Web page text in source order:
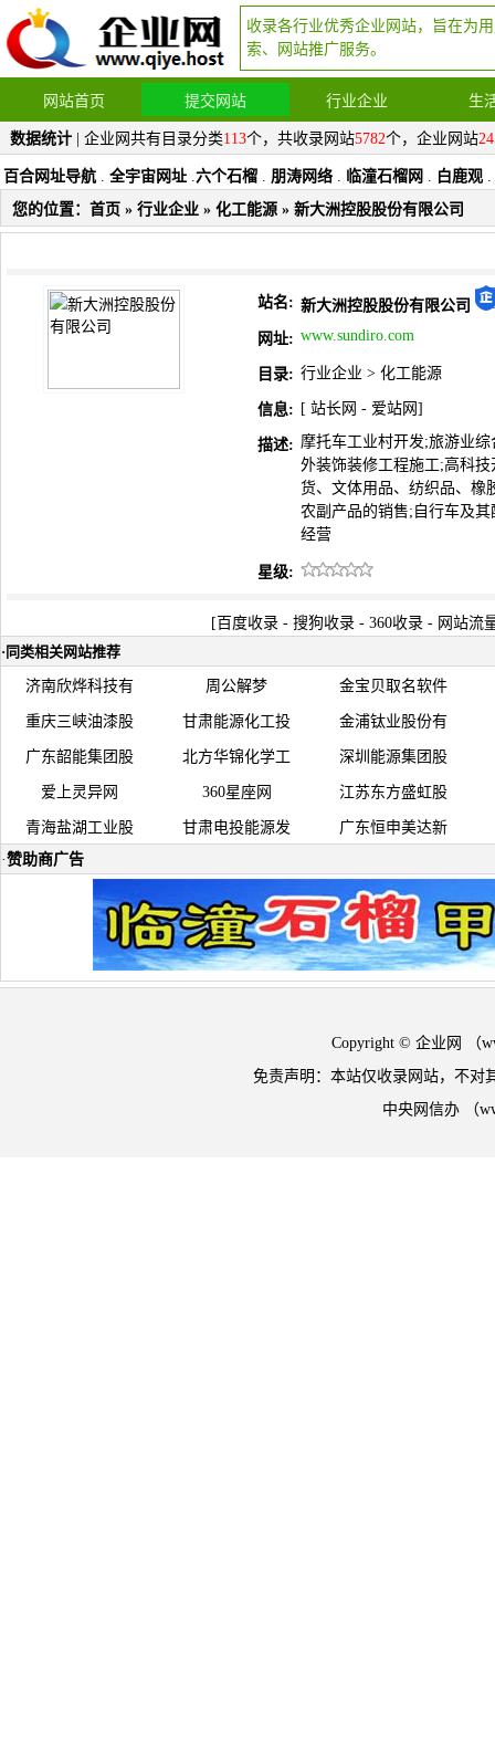
收录各行业优秀企业网站，旨在为
索、网站推广服务。
网站首页 提交网站 行业企业 生
数据统计 | 企业网共有目录分类113个，共收录网站5782个，企业网站
百合网址导航 . 全宇宙网址 .六个石榴 . 朋涛网络 . 临潼石榴网 . 白鹿观 .
您的位置： 首页 » 行业企业 » 化工能源 » 新大洲控股股份有限公司
站名: 新大洲控股股份有限公司
网址: www.sundiro.com
目录: 行业企业 > 化工能源
信息: [ 站长网 - 爱站网 ]
描述: 摩托车工业村开发;旅游业
外装饰装修工程施工;高科
货、文体用品、纺织品、橡
农副产品的销售;自行车及
经营
星级:
[ 百度收录 - 搜狗收录 - 360收录 - 网站流
· 同类相关网站推荐
济南欣烨科技有 周公解梦 金宝贝取名软件
重庆三峡油漆股 甘肃能源化工投 金浦钛业股份有
广东韶能集团股 北方华锦化学工 深圳能源集团股
爱上灵异网 360星座网 江苏东方盛虹股
青海盐湖工业股 甘肃电投能源发
广东恒申美达新
·赞助商广告
Copyright © 企业网 （
免责声明：本站仅收录网站，不对
中央网信办 （